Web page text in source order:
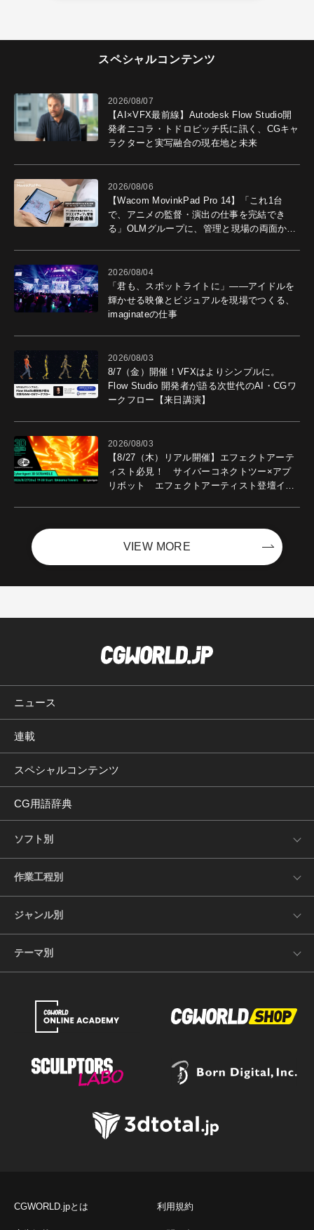
スペシャルコンテンツ
2026/08/07
【AI×VFX最前線】Autodesk Flow Studio開
発者ニコラ・トドロビッチ氏に訊く、CGキャ
ラクターと実写融合の現在地と未来
2026/08/06
【Wacom MovinkPad Pro 14】「これ1台
で、アニメの監督・演出の仕事を完結でき
る」OLMグループに、管理と現場の両面から
2026/08/04
「君も、スポットライトに」――アイドルを
輝かせる映像とビジュアルを現場でつくる、
imaginateの仕事
2026/08/03
8/7（金）開催！VFXはよりシンプルに。
Flow Studio 開発者が語る次世代のAI・CGワ
ークフロー【来日講演】
2026/08/03
【8/27（木）リアル開催】エフェクトアーテ
ィスト必見！ サイバーコネクトツー×アプ
リボット エフェクトアーティスト登壇イベ
VIEW MORE
ニュース
連載
スペシャルコンテンツ
CG用語辞典
ソフト別
作業工程別
ジャンル別
テーマ別
CGWORLD.jpとは 利用規約